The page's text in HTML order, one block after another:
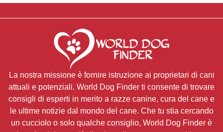
La nostra missione è fornire istruzione ai proprietari di cani
attuali e potenziali. World Dog Finder ti consente di trovare
consigli di esperti in merito a razze canine, cura del cane e
le ultime notizie dal mondo del cane. Che tu stia cercando
un cucciolo o solo qualche consiglio, World Dog Finder è